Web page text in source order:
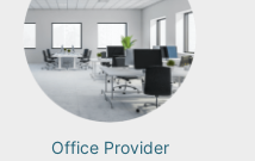
Office Provider